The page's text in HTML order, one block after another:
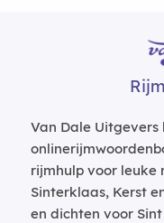
Van Dale
rijmhulp voor leuke
Sinterklaas, Kerst
en dichten voor